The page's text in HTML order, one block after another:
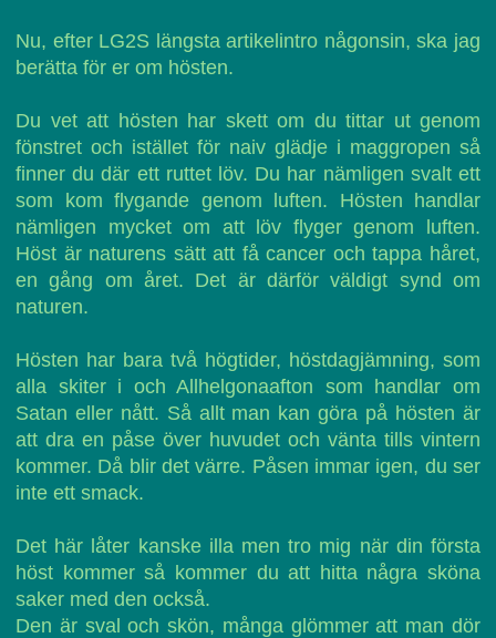
Nu, efter LG2S längsta artikelintro någonsin, ska jag
berätta för er om hösten.
Du vet att hösten har skett om du tittar ut genom
fönstret och istället för naiv glädje i maggropen så
finner du där ett ruttet löv. Du har nämligen svalt ett
som kom flygande genom luften. Hösten handlar
nämligen mycket om att löv flyger genom luften.
Höst är naturens sätt att få cancer och tappa håret,
en gång om året. Det är därför väldigt synd om
naturen.
Hösten har bara två högtider, höstdagjämning, som
alla skiter i och Allhelgonaafton som handlar om
Satan eller nått. Så allt man kan göra på hösten är
att dra en påse över huvudet och vänta tills vintern
kommer. Då blir det värre. Påsen immar igen, du ser
inte ett smack.
Det här låter kanske illa men tro mig när din första
höst kommer så kommer du att hitta några sköna
saker med den också.
Den är sval och skön, många glömmer att man dör